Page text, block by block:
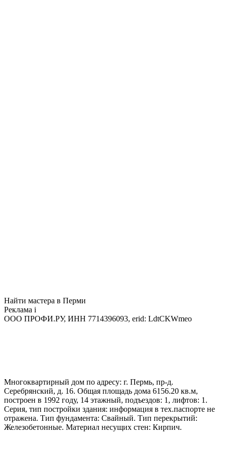
Найти мастера в Перми
Реклама i
ООО ПРОФИ.РУ, ИНН 7714396093, erid: LdtCKWmeo
Многоквартирный дом по адресу: г. Пермь, пр-д.
Серебрянский, д. 16. Общая площадь дома 6156.20 кв.м,
построен в 1992 году, 14 этажный, подъездов: 1, лифтов: 1.
Серия, тип постройки здания: информация в тех.паспорте не
отражена. Тип фундамента: Свайный. Тип перекрытий:
Железобетонные. Материал несущих стен: Кирпич.